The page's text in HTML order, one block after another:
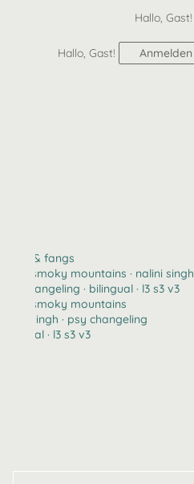
Hallo, Gast!
Hallo, Gast! Anmelden
claws & fangs
2123 · smoky mountains · nalini singh
psy changeling · bilingual · l3 s3 v3
2123 · smoky mountains
nalini singh · psy changeling
bilingual · l3 s3 v3